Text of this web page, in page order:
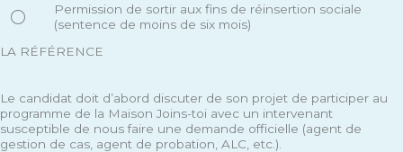
Permission de sortir aux fins de réinsertion sociale
(sentence de moins de six mois)
LA RÉFÉRENCE
Le candidat doit d’abord discuter de son projet de participer au
programme de la Maison Joins-toi avec un intervenant
susceptible de nous faire une demande officielle (agent de
gestion de cas, agent de probation, ALC, etc.).